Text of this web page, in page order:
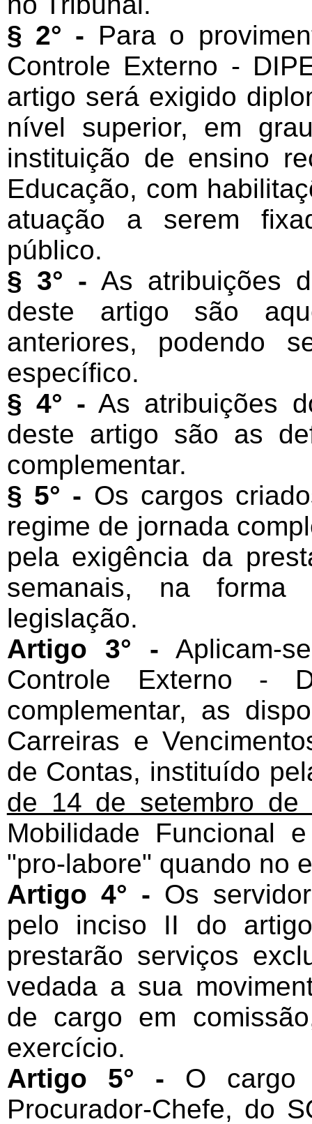
§ 2° - Para o
Controle Externo -
artigo será exigido
nível superior, em
instituição de ensino
Educação, com
atuação a serem
público.
§ 3° - As atribuições
deste artigo são
anteriores, podendo
específico.
§ 4° - As atribuições
deste artigo são as
complementar.
§ 5° - Os cargos
regime de jornada
pela exigência da
semanais, na
legislação.
Artigo 3° - Aplicam-
Controle Externo -
complementar, as
Carreiras e
de Contas, instituído
de 14 de setembro de
Mobilidade Funcional
"pro-labore" quando no
Artigo 4° - Os
pelo inciso II do
prestarão serviços
vedada a sua
de cargo em
exercício.
Artigo 5° - O cargo
Procurador-Chefe, do